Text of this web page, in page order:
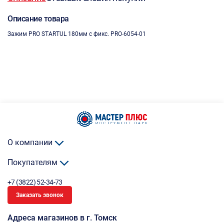
Описание товара
Зажим PRO STARTUL 180мм с фикс. PRO-6054-01
О компании
Покупателям
+7 (3822) 52-34-73
Заказать звонок
Адреса магазинов в г. Томск